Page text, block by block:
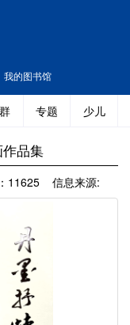
我的图书馆
专题 少儿
品集
11625 信息来源: